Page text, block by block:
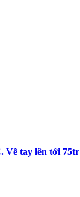
Về tay lên tới 75tr